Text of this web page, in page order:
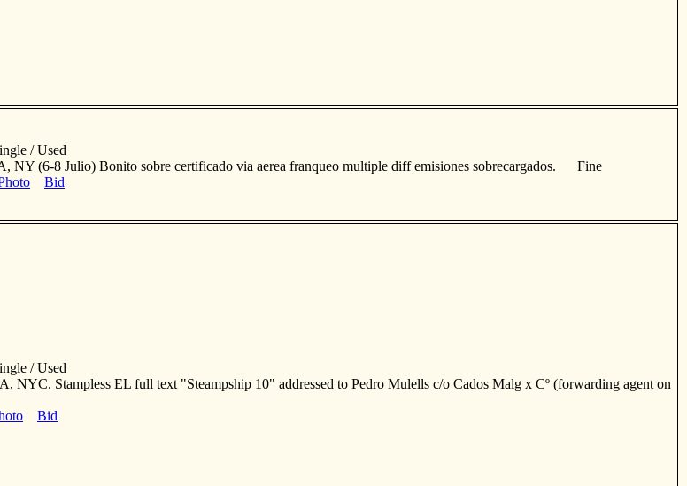
/ Used
NY (6-8 Julio) Bonito sobre certificado via aerea franqueo multiple diff emisiones sobrecargados. Fine
Bid
/ Used
NYC. Stampless EL full text "Steampship 10" addressed to Pedro Mulells c/o Cados Malg x Cº (forwarding agent on
Bid